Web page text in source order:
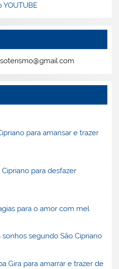
YOUTUBE
para amansar e trazer
para desfazer
para o amor com mel
segundo São Cipriano
Gira para amarrar e trazer de